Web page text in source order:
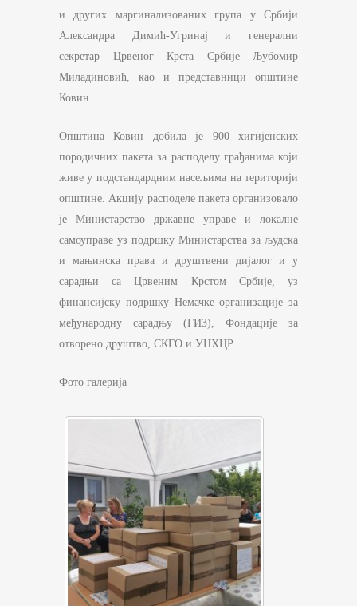
и других маргинализованих група у Србији
Александра Димић-Угринај и генерални
секретар Црвеног Крста Србије Љубомир
Миладиновић, као и представници општине
Ковин.
Општина Ковин добила је 900 хигијенских
породичних пакета за расподелу грађанима који
живе у подстандардним насељима на територији
општине. Акцију расподеле пакета организовало
је Министарство државне управе и локалне
самоуправе уз подршку Министарства за људска
и мањинска права и друштвени дијалог и у
сарадњи са Црвеним Крстом Србије, уз
финансијску подршку Немачке организације за
међународну сарадњу (ГИЗ), Фондације за
отворено друштво, СКГО и УНХЦР.
Фото галерија